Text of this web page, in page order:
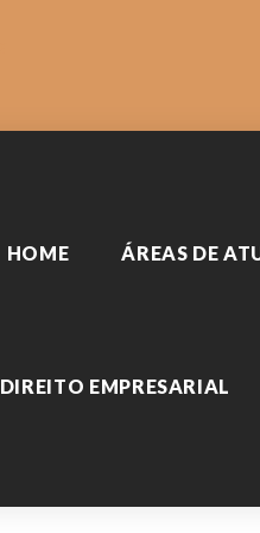
HOME ÁREAS DE
DIREITO EMPRESARIAL